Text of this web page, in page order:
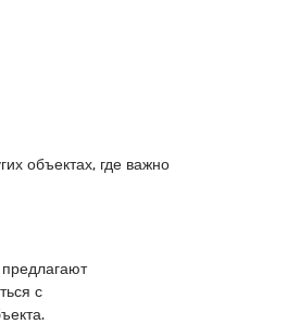
объектах, где важно
с